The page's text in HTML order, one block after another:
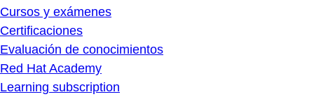
Cursos y exámenes
Certificaciones
Evaluación de conocimientos
Red Hat Academy
Learning subscription